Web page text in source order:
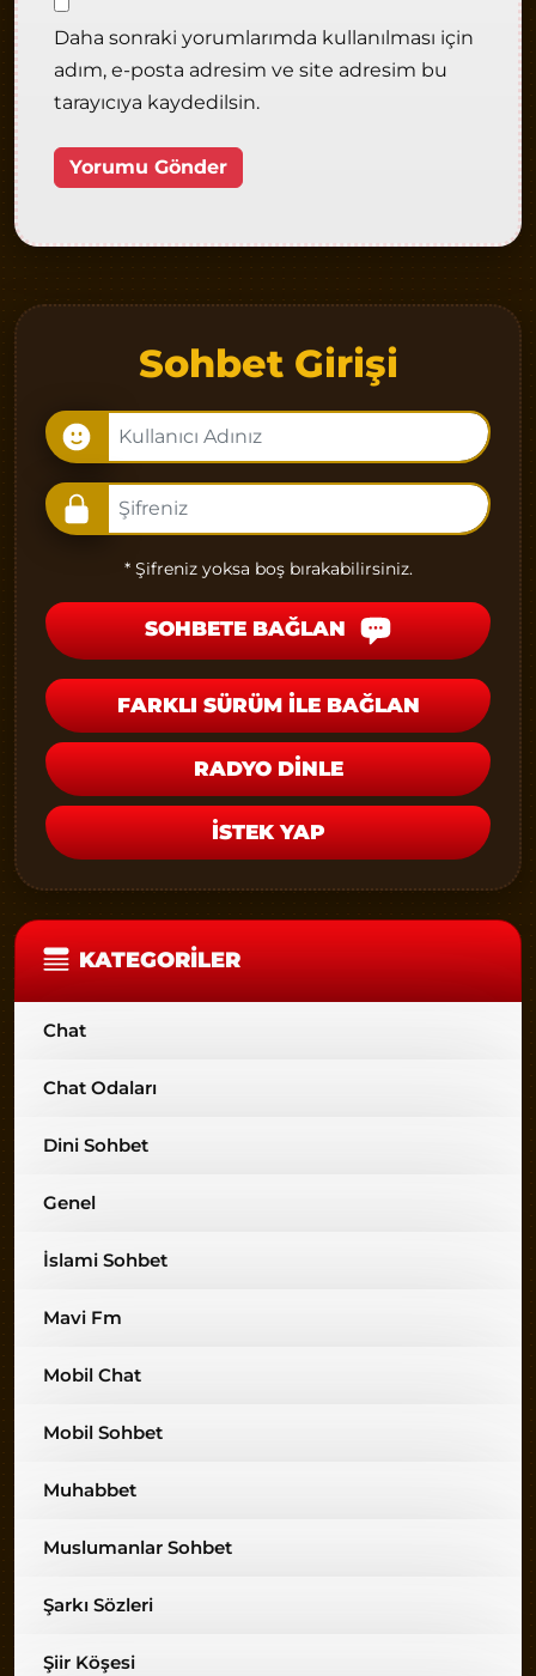
Daha sonraki yorumlarımda kullanılması için
adım, e-posta adresim ve site adresim bu
tarayıcıya kaydedilsin.
Sohbet Girişi
* Şifreniz yoksa boş bırakabilirsiniz.
SOHBETE BAĞLAN
FARKLI SÜRÜM İLE BAĞLAN
RADYO DİNLE
İSTEK YAP
KATEGORILER
Chat
Chat Odaları
Dini Sohbet
Genel
İslami Sohbet
Mavi Fm
Mobil Chat
Mobil Sohbet
Muhabbet
Muslumanlar Sohbet
Şarkı Sözleri
Şiir Köşesi